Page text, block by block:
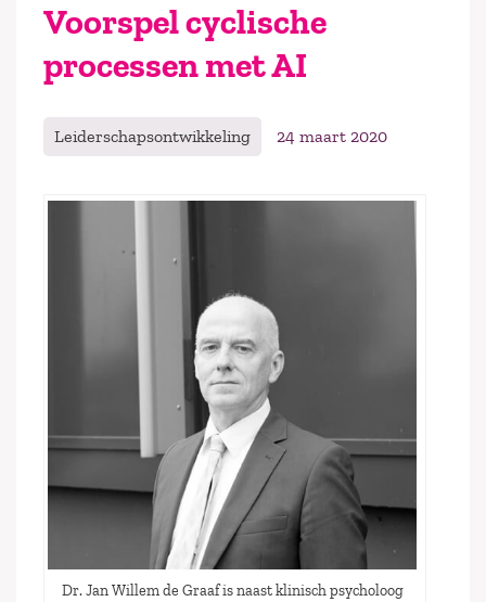
Voorspel cyclische
processen met AI
Leiderschapsontwikkeling 24 maart 2020
Dr. Jan Willem de Graaf is naast klinisch psycholoog